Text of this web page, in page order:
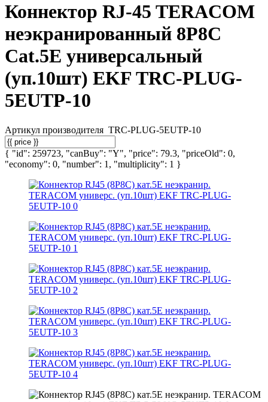
Коннектор RJ-45 TERACOM
неэкранированный 8P8C
Cat.5E универсальный
(уп.10шт) EKF TRC-PLUG-
5EUTP-10
Артикул производителя TRC-PLUG-5EUTP-10
{ "id": 259723, "canBuy": "Y", "price": 79.3, "priceOld": 0,
"economy": 0, "number": 1, "multiplicity": 1 }